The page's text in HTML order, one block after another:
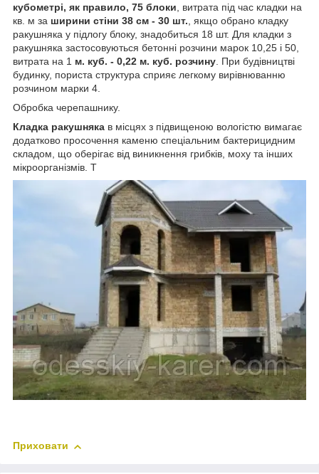
кубометрі, як правило, 75 блоки , витрата під час кладки на
кв. м за ширини стіни 38 см - 30 шт. , якщо обрано кладку
ракушняка у підлогу блоку, знадобиться 18 шт. Для кладки з
ракушняка застосовуються бетонні розчини марок 10,25 і 50,
витрата на 1 м. куб. - 0,22 м. куб. розчину . При будівництві
будинку, пориста структура сприяє легкому вирівнюванню
розчином марки 4.
Обробка черепашнику.
Кладка ракушняка в місцях з підвищеною вологістю вимагає
додатково просочення каменю спеціальним бактерицидним
складом, що оберігає від виникнення грибків, моху та інших
мікроорганізмів. Т
Приховати